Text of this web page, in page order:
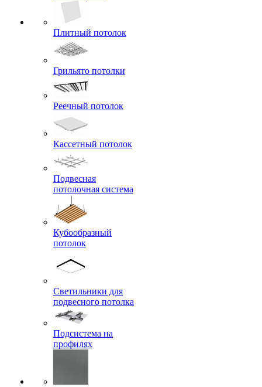
Плитный потолок
Грильято потолки
Реечный потолок
Кассетный потолок
Подвесная
потолочная система
Кубообразный
потолок
Светильники для
подвесного потолка
Подсистема на
профилях